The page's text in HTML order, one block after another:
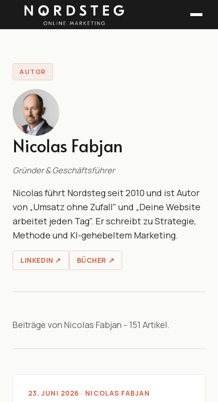
AUTOR
Nicolas Fabjan
Gründer & Geschäftsführer
Nicolas führt Nordsteg seit 2010 und ist Autor
von „Umsatz ohne Zufall" und „Deine Website
arbeitet jeden Tag". Er schreibt zu Strategie,
Methode und KI-gehebeltem Marketing.
LINKEDIN ↗ BÜCHER ↗
Beiträge von Nicolas Fabjan - 151 Artikel.
23. JUNI 2026 · NICOLAS FABJAN